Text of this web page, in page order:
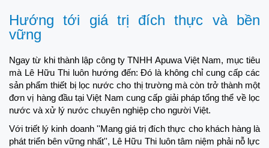
Hướng tới giá trị đích thực và bền
vững
Ngay từ khi thành lập công ty TNHH Apuwa Việt Nam, mục tiêu
mà Lê Hữu Thi luôn hướng đến: Đó là không chỉ cung cấp các
sản phẩm thiết bị lọc nước cho thị trường mà còn trở thành một
đơn vị hàng đầu tại Việt Nam cung cấp giải pháp tổng thể về lọc
nước và xử lý nước chuyên nghiệp cho người Việt.
Với triết lý kinh doanh ''Mang giá trị đích thực cho khách hàng là
phát triển bên vững nhất'', Lê Hữu Thi luôn tâm niệm phải nỗ lực